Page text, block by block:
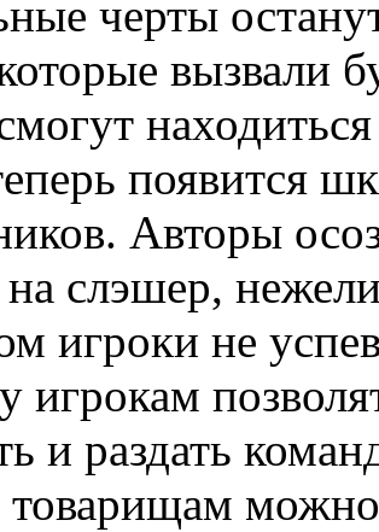
черты
вызвали
появится
Авторы
слэшер,
игроки не
игрокам
и раздать
можно